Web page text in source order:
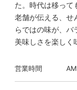
た。時代は移って
老舗が伝える、せ
らではの味が、
美味しさを楽しく
営業時間